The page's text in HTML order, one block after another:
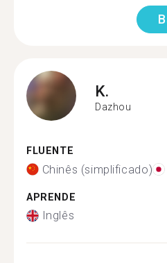
K.
Dazhou
FLUENTE
Chinês (simplificado)
APRENDE
Inglês